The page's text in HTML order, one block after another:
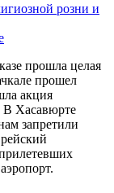
розни и
прошла целая
прошел
акция
В Хасавюрте
запретили